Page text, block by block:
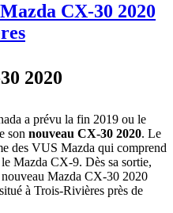
CX-30 2020
2020
a prévu la fin 2019 ou le
son nouveau CX-30 2020. Le
des VUS Mazda qui comprend
Mazda CX-9. Dès sa sortie,
Mazda CX-30 2020
à Trois-Rivières près de